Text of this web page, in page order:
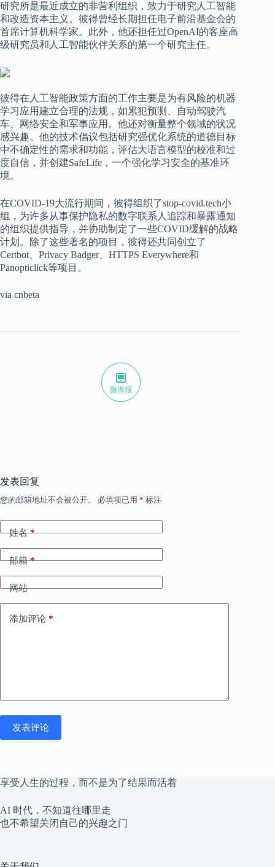
研究所是最近成立的非营利组织，致力于研究人工智能
和改造资本主义。彼得曾经长期担任电子前沿基金会的
首席计算机科学家。此外，他还担任过OpenAI的客座高
级研究员和人工智能伙伴关系的第一个研究主任。
彼得在人工智能政策方面的工作主要是为有风险的机器
学习应用建立合理的法规，如累犯预测、自动驾驶汽
车、网络安全和军事应用。他还对衡量整个领域的状况
感兴趣。他的技术倡议包括研究强优化系统的道德目标
中不确定性的需求和功能，评估大语言模型的校准和过
度自信，并创建SafeLife，一个强化学习安全的基准环
境。
在COVID-19大流行期间，彼得组织了stop-covid.tech小
组，为许多从事保护隐私的数字联系人追踪和暴露通知
的组织提供指导，并协助制定了一些COVID缓解的战略
计划。除了这些著名的项目，彼得还共同创立了
Certbot、Privacy Badger、HTTPS Everywhere和
Panopticlick等项目。
via cnbeta
微海报
发表回复
您的邮箱地址不会被公开。 必填项已用 * 标注
姓名*
邮箱*
网站
添加评论 *
发表评论
享受人生的过程，而不是为了结果而活着
AI 时代，不知道往哪里走
也不希望关闭自己的兴趣之门